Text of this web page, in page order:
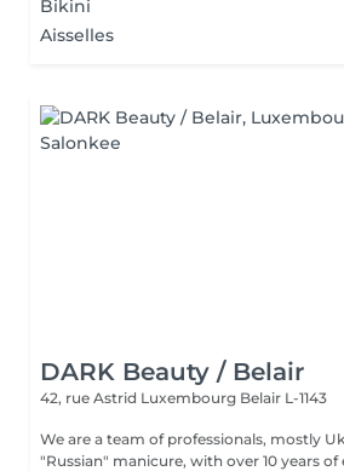
Bikini
Aisselles
DARK Beauty / Belair
42, rue Astrid Luxembourg Belair L-1143
We are a team of professionals, mostly
"Russian" manicure, with over 10 years of